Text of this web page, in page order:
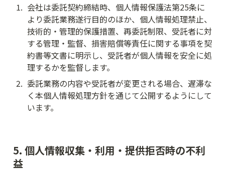
1. 会社は委託契約締結時、個人情報保護法第25条に
より委託業務遂行目的のほか、個人情報処理禁止、
技術的・管理的保護措置、再委託制限、受託者に対
する管理・監督、損害賠償等責任に関する事項を契
約書等文書に明示し、受託者が個人情報を安全に処
理するかを監督します。
2. 委託業務の内容や受託者が変更される場合、遅滞な
く本個人情報処理方針を通じて公開するようにして
います。
5. 個人情報収集・利用・提供拒否時の不利
益